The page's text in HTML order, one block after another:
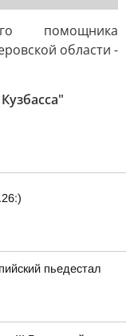
помощника
области -
пьедестал